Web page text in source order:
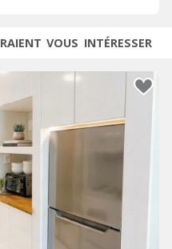
VOUS INTÉRESSER